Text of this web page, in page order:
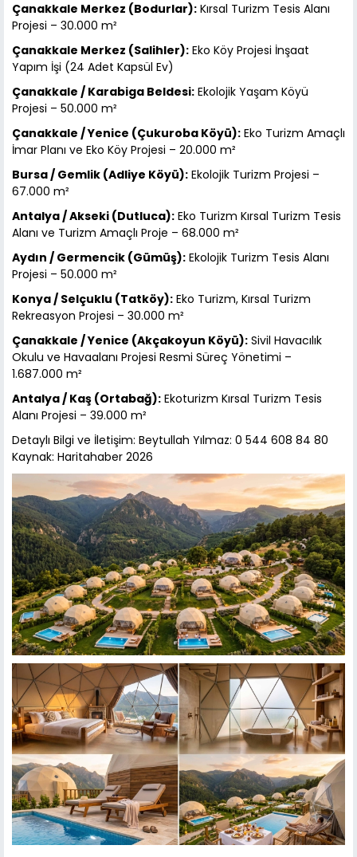
Çanakkale Merkez (Bodurlar): Kırsal Turizm Tesis Alanı
Projesi – 30.000 m²
Çanakkale Merkez (Salihler): Eko Köy Projesi İnşaat
Yapım İşi (24 Adet Kapsül Ev)
Çanakkale / Karabiga Beldesi: Ekolojik Yaşam Köyü
Projesi – 50.000 m²
Çanakkale / Yenice (Çukuroba Köyü): Eko Turizm Amaçlı
İmar Planı ve Eko Köy Projesi – 20.000 m²
Bursa / Gemlik (Adliye Köyü): Ekolojik Turizm Projesi –
67.000 m²
Antalya / Akseki (Dutluca): Eko Turizm Kırsal Turizm Tesis
Alanı ve Turizm Amaçlı Proje – 68.000 m²
Aydın / Germencik (Gümüş): Ekolojik Turizm Tesis Alanı
Projesi – 50.000 m²
Konya / Selçuklu (Tatköy): Eko Turizm, Kırsal Turizm
Rekreasyon Projesi – 30.000 m²
Çanakkale / Yenice (Akçakoyun Köyü): Sivil Havacılık
Okulu ve Havaalanı Projesi Resmi Süreç Yönetimi –
1.687.000 m²
Antalya / Kaş (Ortabağ): Ekoturizm Kırsal Turizm Tesis
Alanı Projesi – 39.000 m²
Detaylı Bilgi ve İletişim: Beytullah Yılmaz: 0 544 608 84 80
Kaynak: Haritahaber 2026